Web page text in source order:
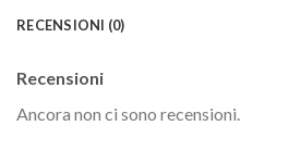
RECENSIONI (0)
Recensioni
Ancora non ci sono recensioni.